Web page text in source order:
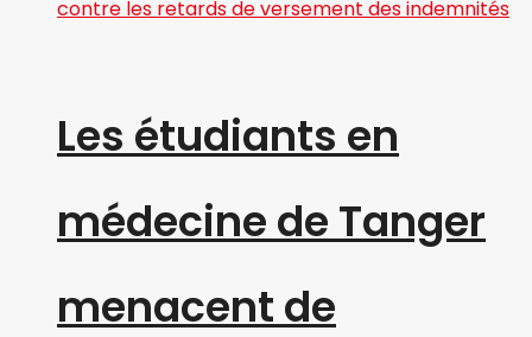
Les étudiants en
médecine de Tanger
menacent de